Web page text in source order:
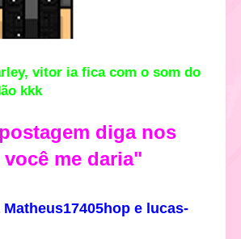
vitor ia fica com o som do
kkk
diga nos
você me daria"
Matheus17405hop e lucas-